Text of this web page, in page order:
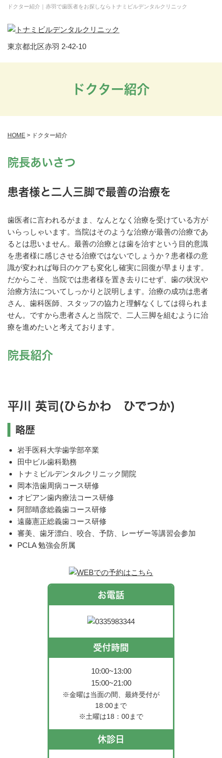
ドクター紹介｜赤羽で歯医者をお探しならトナミビルデンタルクリニック
東京都北区赤羽 2-42-10
ドクター紹介
HOME > ドクター紹介
院長あいさつ
患者様と二人三脚で最善の治療を
歯医者に言われるがまま、なんとなく治療を受けている方が
いらっしゃいます。当院はそのような治療が最善の治療であ
るとは思いません。最善の治療とは歯を治すという目的意識
を患者様に感じさせる治療ではないでしょうか？患者様の意
識が変われば毎日のケアも変化し確実に回復が早まります。
だからこそ、当院では患者様を置き去りにせず、歯の状況や
治療方法についてしっかりと説明します。治療の成功は患者
さん、歯科医師、スタッフの協力と理解なくしては得られま
せん。ですから患者さんと当院で、二人三脚を組むように治
療を進めたいと考えております。
院長紹介
平川 英司(ひらかわ ひでつか)
略歴
岩手医科大学歯学部卒業
田中ビル歯科勤務
トナミビルデンタルクリニック開院
岡本浩歯周病コース研修
オピアン歯内療法コース研修
阿部晴彦総義歯コース研修
遠藤憲正総義歯コース研修
審美、歯牙漂白、咬合、予防、レーザー等講習会参加
PCLA 勉強会所属
お電話
受付時間
10:00~13:00
15:00~21:00
※金曜は当面の間、最終受付が
18:00まで
※土曜は18：00まで
休診日